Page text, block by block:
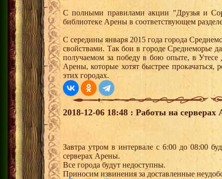
С полными правилами акции "Друзья и
библиотеке Арены в соответствующем
С середины января 2015 года города
свойствами. Так бои в городе Среднеморье
получаемом за победу в бою опыте, в
Арены, которые хотят быстрее прокачаться,
этих городах.
2018-12-06 18:48 : Работы на
Завтра утром в интервале с 6:00 до 08:00
серверах Арены.
Все города будут недоступны.
Приносим извинения за доставленные